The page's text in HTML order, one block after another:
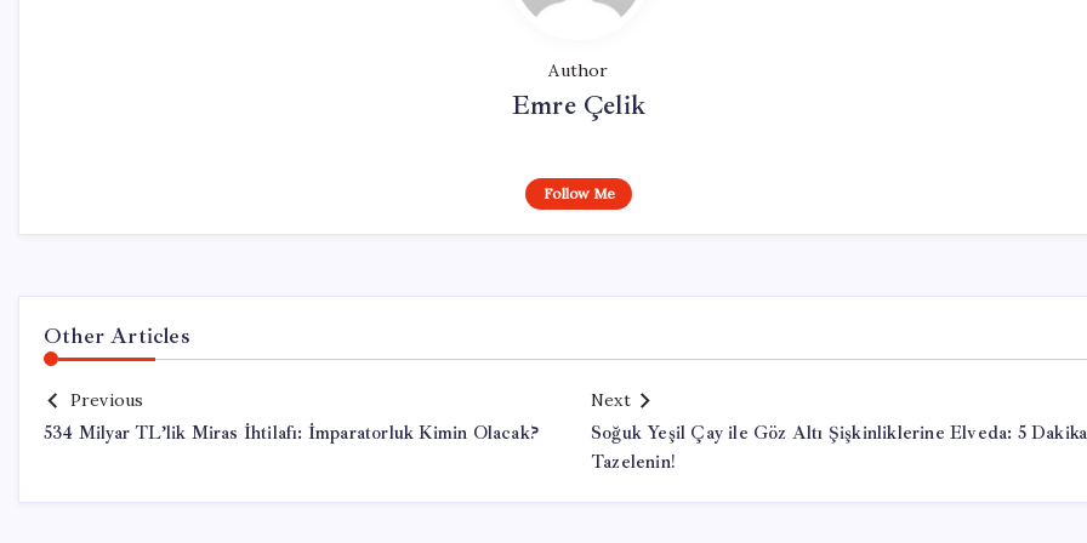
Author
Emre Çelik
Follow Me
Other Articles
Previous
534 Milyar TL’lik Miras İhtilafı: İmparatorluk Kimin Olacak?
Next
Soğuk Yeşil Çay ile Göz Altı Şişkinliklerine Elveda: 5
Tazelenin!